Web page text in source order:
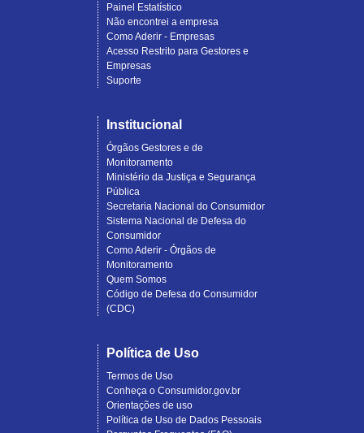
Painel Estatístico
Não encontrei a empresa
Como Aderir - Empresas
Acesso Restrito para Gestores e
Empresas
Suporte
Institucional
Órgãos Gestores e de
Monitoramento
Ministério da Justiça e Segurança
Pública
Secretaria Nacional do Consumidor
Sistema Nacional de Defesa do
Consumidor
Como Aderir - Órgãos de
Monitoramento
Quem Somos
Código de Defesa do Consumidor
(CDC)
Política de Uso
Termos de Uso
Conheça o Consumidor.gov.br
Orientações de uso
Política de Uso de Dados Pessoais